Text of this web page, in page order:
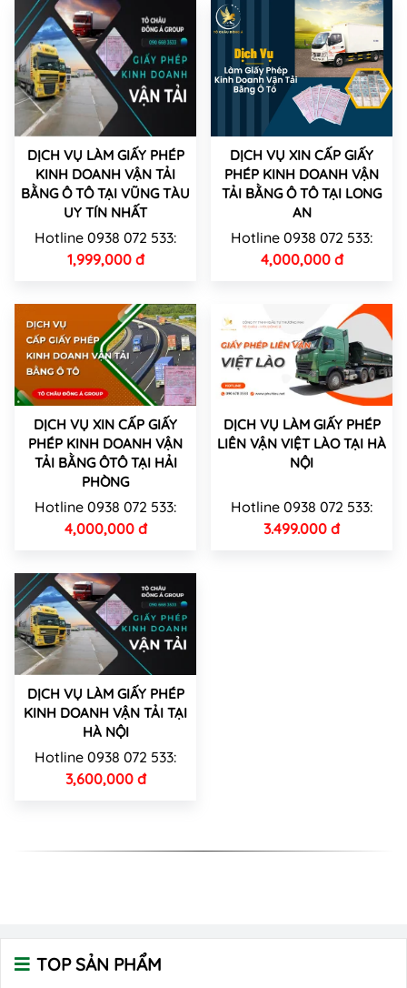
DỊCH VỤ LÀM GIẤY PHÉP
KINH DOANH VẬN TẢI
BẰNG Ô TÔ TẠI VŨNG TÀU
UY TÍN NHẤT
Hotline 0938 072 533:
1,999,000 đ
DỊCH VỤ XIN CẤP GIẤY
PHÉP KINH DOANH VẬN
TẢI BẰNG Ô TÔ TẠI LONG
AN
Hotline 0938 072 533:
4,000,000 đ
DỊCH VỤ XIN CẤP GIẤY
PHÉP KINH DOANH VẬN
TẢI BẰNG ÔTÔ TẠI HẢI
PHÒNG
Hotline 0938 072 533:
4,000,000 đ
DỊCH VỤ LÀM GIẤY PHÉP
LIÊN VẬN VIỆT LÀO TẠI HÀ
NỘI
Hotline 0938 072 533:
3.499.000 đ
DỊCH VỤ LÀM GIẤY PHÉP
KINH DOANH VẬN TẢI TẠI
HÀ NỘI
Hotline 0938 072 533:
3,600,000 đ
TOP SẢN PHẨM